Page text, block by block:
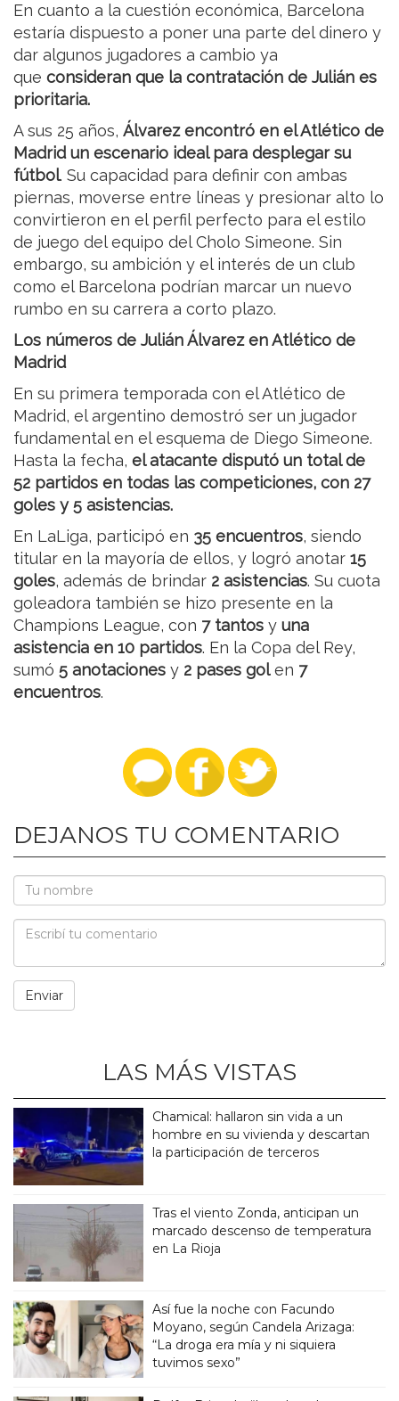
En cuanto a la cuestión económica, Barcelona
estaría dispuesto a poner una parte del dinero y
dar algunos jugadores a cambio ya
que consideran que la contratación de Julián es
prioritaria.
A sus 25 años, Álvarez encontró en el Atlético de
Madrid un escenario ideal para desplegar su
fútbol. Su capacidad para definir con ambas
piernas, moverse entre líneas y presionar alto lo
convirtieron en el perfil perfecto para el estilo
de juego del equipo del Cholo Simeone. Sin
embargo, su ambición y el interés de un club
como el Barcelona podrían marcar un nuevo
rumbo en su carrera a corto plazo.
Los números de Julián Álvarez en Atlético de
Madrid
En su primera temporada con el Atlético de
Madrid, el argentino demostró ser un jugador
fundamental en el esquema de Diego Simeone.
Hasta la fecha, el atacante disputó un total de
52 partidos en todas las competiciones, con 27
goles y 5 asistencias.
En LaLiga, participó en 35 encuentros, siendo
titular en la mayoría de ellos, y logró anotar 15
goles, además de brindar 2 asistencias. Su cuota
goleadora también se hizo presente en la
Champions League, con 7 tantos y una
asistencia en 10 partidos. En la Copa del Rey,
sumó 5 anotaciones y 2 pases golen 7
encuentros.
DEJANOS TU COMENTARIO
LAS MÁS VISTAS
Chamical: hallaron sin vida a un
hombre en su vivienda y descartan
la participación de terceros
Tras el viento Zonda, anticipan un
marcado descenso de temperatura
en La Rioja
Así fue la noche con Facundo
Moyano, según Candela Arizaga:
“La droga era mía y ni siquiera
tuvimos sexo”